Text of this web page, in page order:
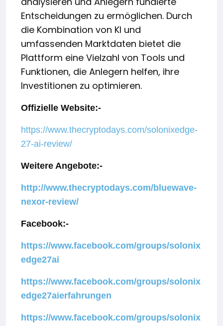
Entscheidungen zu ermöglichen. Durch
die Kombination von KI und
umfassenden Marktdaten bietet die
Plattform eine Vielzahl von Tools und
Funktionen, die Anlegern helfen, ihre
Investitionen zu optimieren.
Offizielle Website:-
https://www.thecryptodays.com/solonixedge-
27-ai-review/
Weitere Angebote:-
http://www.thecryptodays.com/bluewave-
nexor-review/
Facebook:-
https://www.facebook.com/groups/solonix
edge27ai
https://www.facebook.com/groups/solonix
edge27aierfahrungen
https://www.facebook.com/groups/solonix